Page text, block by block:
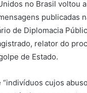
no Brasil
publicadas
de Diplomacia
relator do
de Estado.
cujos